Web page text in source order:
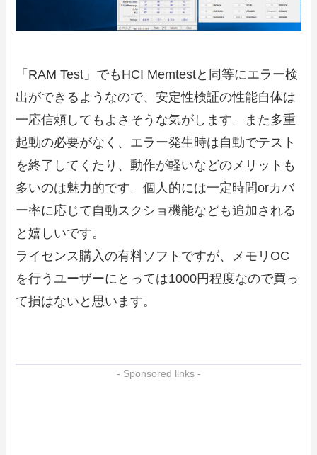
「RAM Test」でもHCI Memtestと同等にエラー検
出ができるようなので、安定性検証の性能自体は
一応信頼してもよさそうな気がします。また多重
起動の必要がなく、エラー発生時は自動でテスト
を終了してくたり、動作が軽いなどのメリットも
多いのは魅力的です。個人的には一定時間orカバ
ー率に応じて自動スクショ機能なども追加される
と嬉しいです。
ライセンス購入の有料ソフトですが、メモリOC
を行うユーザーにとっては1000円程度なので買っ
て損はないと思います。
- Sponsored links -